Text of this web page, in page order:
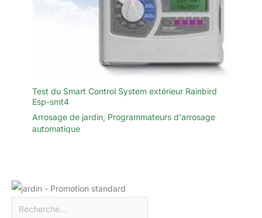
Test du Smart Control System extérieur Rainbird
Esp-smt4
Arrosage de jardin, Programmateurs d'arrosage
automatique